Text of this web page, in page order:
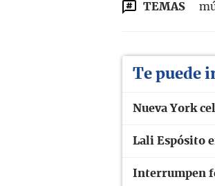
TEMAS
Te puede
Nueva York
Lali Espósito
Interrumpen